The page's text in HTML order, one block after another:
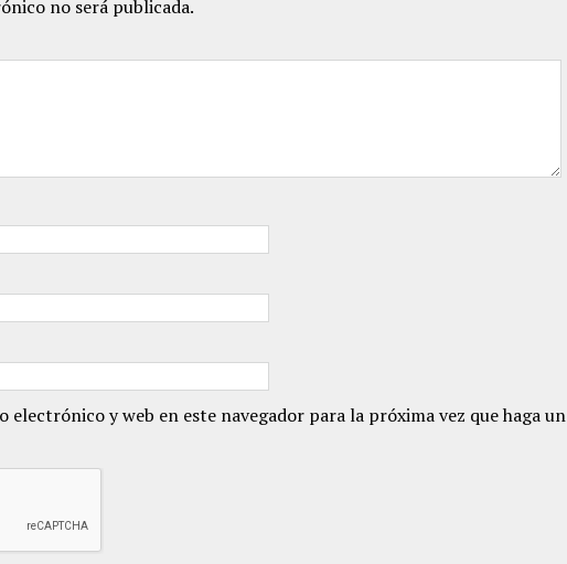
no será publicada.
electrónico y web en este navegador para la próxima vez que haga un